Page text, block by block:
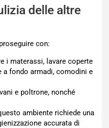
delle altre
con:
i materassi, lavare coperte
a fondo armadi, comodini e
e poltrone, nonché
ambiente richiede una
accurata di